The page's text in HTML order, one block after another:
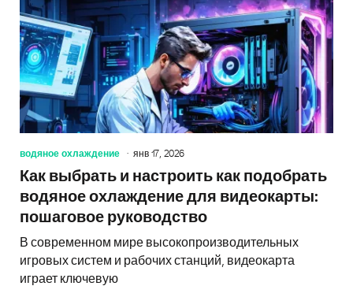
водяное охлаждение янв 17, 2026
Как выбрать и настроить как подобрать
водяное охлаждение для видеокарты:
пошаговое руководство
В современном мире высокопроизводительных
игровых систем и рабочих станций, видеокарта
играет ключевую